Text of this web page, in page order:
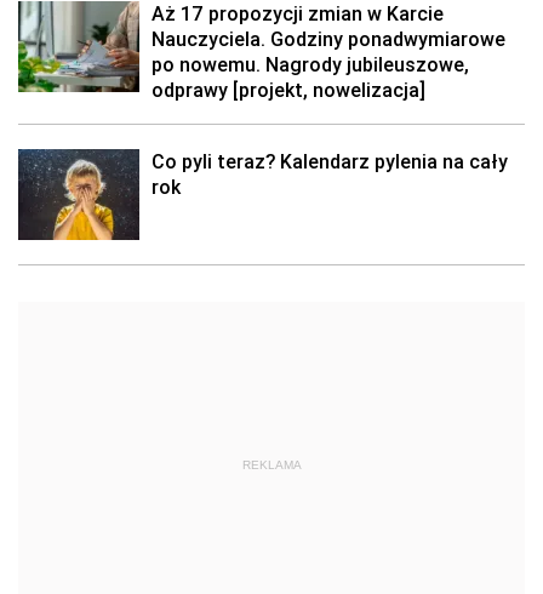
Aż 17 propozycji zmian w Karcie
Nauczyciela. Godziny ponadwymiarowe
po nowemu. Nagrody jubileuszowe,
odprawy [projekt, nowelizacja]
Co pyli teraz? Kalendarz pylenia na cały
rok
REKLAMA